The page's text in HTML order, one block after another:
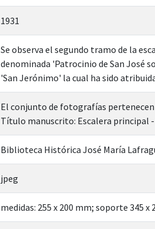
1931
Se observa el segundo tramo de la
denominada 'Patrocinio de San José
'San Jerónimo' la cual ha sido
El conjunto de fotografías
Título manuscrito: Escalera principal
Biblioteca Histórica José María
jpeg
medidas: 255 x 200 mm; soporte 345 x